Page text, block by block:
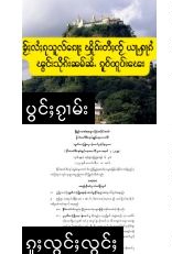
ပွင်ႈၵႂၢမ်း
ၵူႈလွင်ႈလွင်ႈ